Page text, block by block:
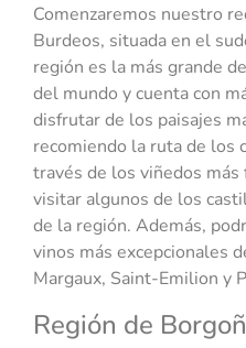
Comenzaremos nuestro
Burdeos, situada en el
región es la más grande
del mundo y cuenta con
disfrutar de los paisajes
recomiendo la ruta de los
través de los viñedos
visitar algunos de los
de la región. Además,
vinos más excepcionales
Margaux, Saint-Emilion y
Región de